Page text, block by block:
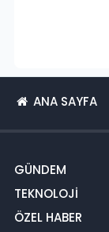
ANA SAYFA
GÜNDEM
TEKNOLOJİ
ÖZEL HABER